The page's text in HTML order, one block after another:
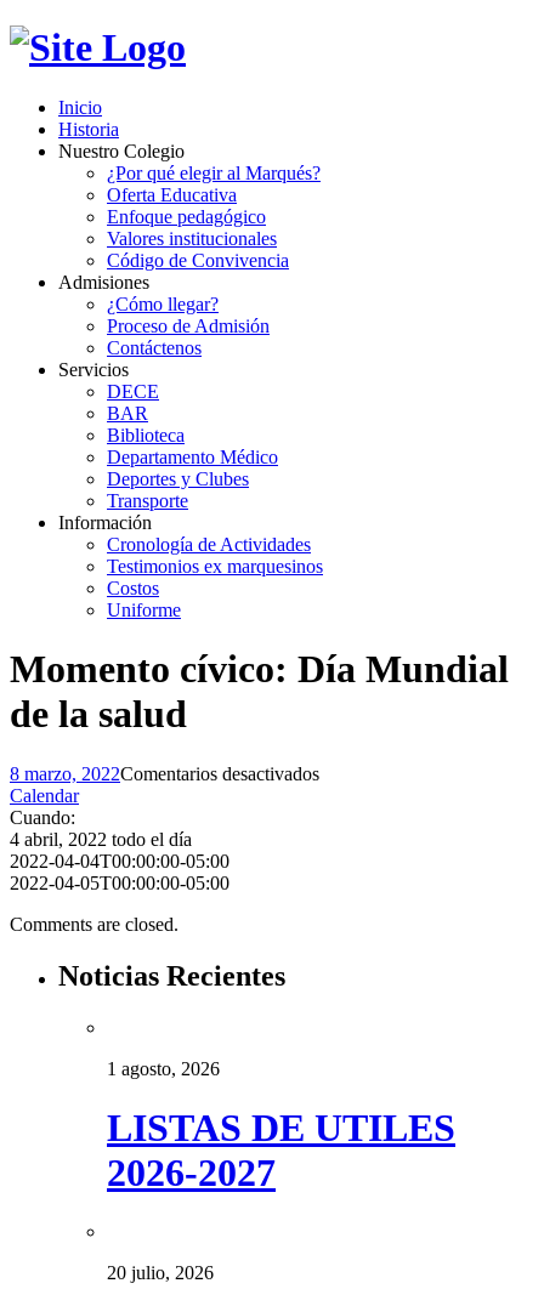
Inicio
Historia
Nuestro Colegio
¿Por qué elegir al Marqués?
Oferta Educativa
Enfoque pedagógico
Valores institucionales
Código de Convivencia
Admisiones
¿Cómo llegar?
Proceso de Admisión
Contáctenos
Servicios
DECE
BAR
Biblioteca
Departamento Médico
Deportes y Clubes
Transporte
Información
Cronología de Actividades
Testimonios ex marquesinos
Costos
Uniforme
Momento cívico: Día Mundial
de la salud
8 marzo, 2022Comentarios desactivadosen
Calendar
Cuando:
4 abril, 2022 todo el día
2022-04-04T00:00:00-05:00
2022-04-05T00:00:00-05:00
Comments are closed.
Noticias Recientes
1 agosto, 2026
LISTAS DE UTILES
2026-2027
20 julio, 2026